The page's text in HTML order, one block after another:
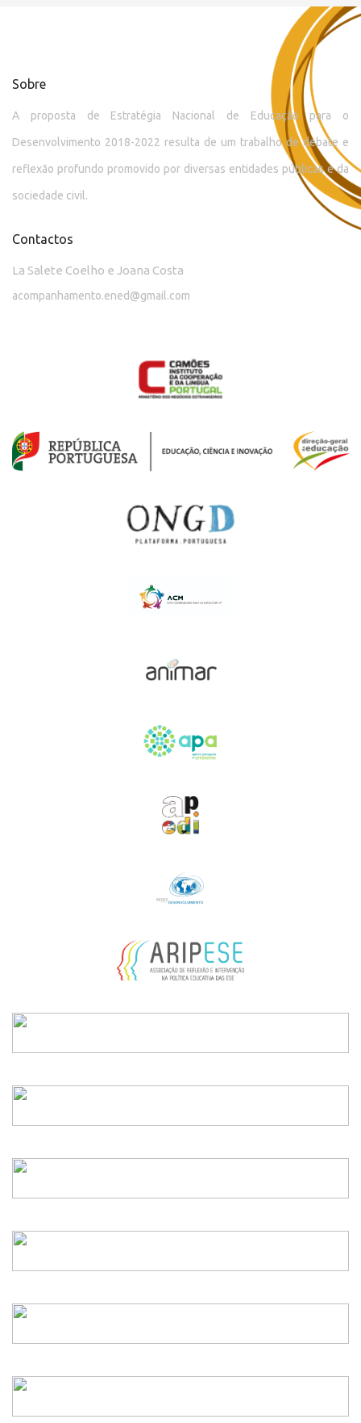
Sobre
A proposta de Estratégia Nacional de Educação para o
Desenvolvimento 2018-2022 resulta de um trabalho de debate e
reflexão profundo promovido por diversas entidades públicas e da
sociedade civil.
Contactos
La Salete Coelho e Joana Costa
acompanhamento.ened@gmail.com